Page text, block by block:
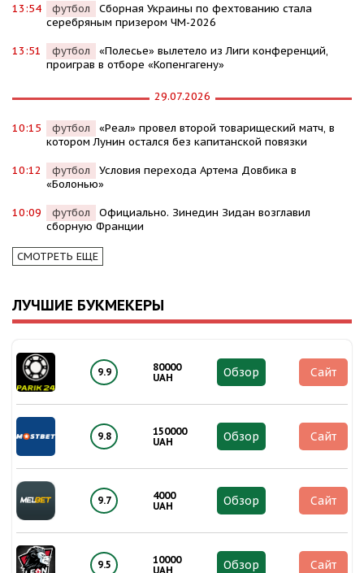
13:54 футбол
Сборная Украины по фехтованию стала
серебряным призером ЧМ-2026
13:51 футбол
«Полесье» вылетело из Лиги конференций,
проиграв в отборе «Копенгагену»
29.07.2026
10:15 футбол
«Реал» провел второй товарищеский матч, в
котором Лунин остался без капитанской повязки
10:12 футбол
Условия перехода Артема Довбика в
«Болонью»
10:09 футбол
Официально. Зинедин Зидан возглавил
сборную Франции
СМОТРЕТЬ ЕЩЕ
ЛУЧШИЕ БУКМЕКЕРЫ
9.9
80000
UAH
Обзор Сайт
9.8
150000
UAH
Обзор Сайт
9.7
4000
UAH
Обзор Сайт
9.5
10000
UAH
Обзор Сайт